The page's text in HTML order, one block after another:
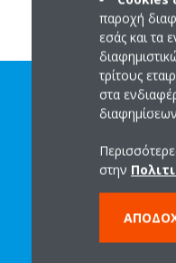
παροχή
εσάς και τα
τρίτους
στα
στην